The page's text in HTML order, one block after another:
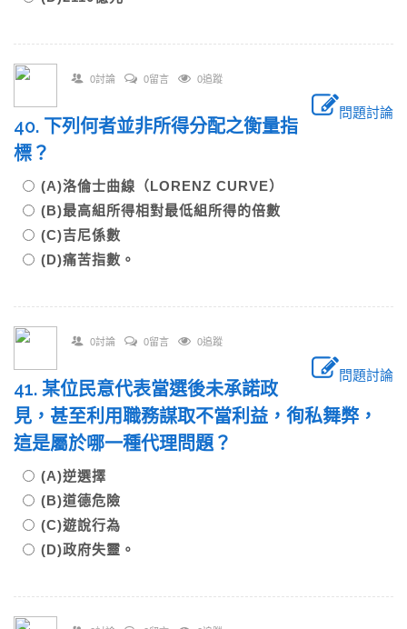
0討論 0留言 0追蹤
問題討論
40. 下列何者並非所得分配之衡量指
標？
(A)洛倫士曲線（LORENZ CURVE）
(B)最高組所得相對最低組所得的倍數
(C)吉尼係數
(D)痛苦指數。
0討論 0留言 0追蹤
問題討論
41. 某位民意代表當選後未承諾政
見，甚至利用職務謀取不當利益，徇私舞弊，
這是屬於哪一種代理問題？
(A)逆選擇
(B)道德危險
(C)遊說行為
(D)政府失靈。